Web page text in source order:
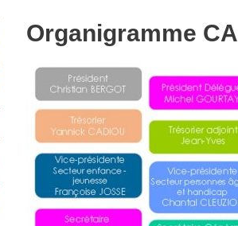
Organigramme CA